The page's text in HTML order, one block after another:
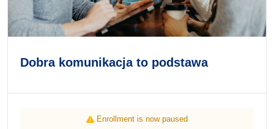
Dobra komunikacja to podstawa
Enrollment is now paused